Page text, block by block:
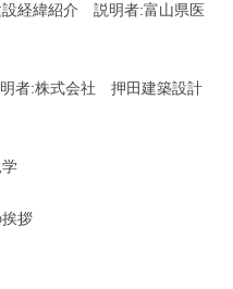
経緯紹介 説明者:富山県医
者:株式会社 押田建築設計
拶